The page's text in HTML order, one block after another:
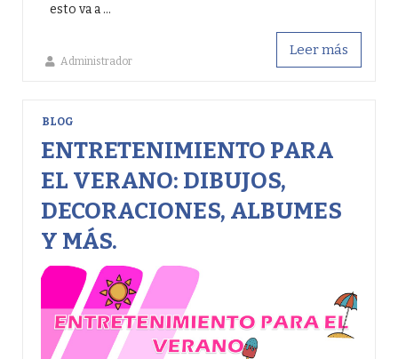
Administrador
esto va a ...
Leer más
ENTRETENIMIENTO PARA
EL VERANO: DIBUJOS,
DECORACIONES, ALBUMES
Y MÁS.
BLOG